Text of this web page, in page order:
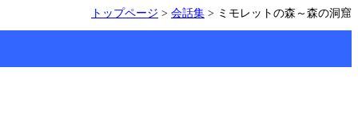
トップページ > 会話集 > ミモレットの森～森の洞窟